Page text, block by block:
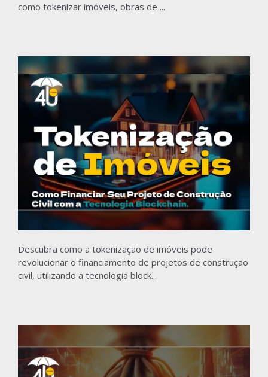
como tokenizar imóveis, obras de ...
Descubra como a tokenização de imóveis pode
revolucionar o financiamento de projetos de construção
civil, utilizando a tecnologia block...